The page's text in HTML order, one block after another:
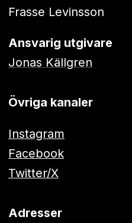
Frasse Levinsson
Ansvarig utgivare
Jonas Källgren
Övriga kanaler
Instagram
Facebook
Twitter/X
Adresser